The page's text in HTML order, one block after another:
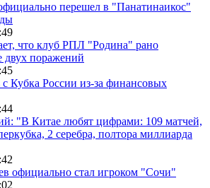
перешел в "Панатинаикос"
что клуб РПЛ "Родина" рано
двух поражений
с Кубка России из-за финансовых
"В Китае любят цифрами: 109 матчей,
2 серебра, полтора миллиарда
официально стал игроком "Сочи"